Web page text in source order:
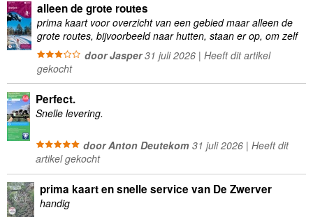
alleen de grote routes
prima kaart voor overzicht van een gebied maar alleen de
grote routes, bijvoorbeeld naar hutten, staan er op, om zelf
wandelingen te plannen minder geschikt
door Jasper31 juli 2026 | Heeft dit artikel
gekocht
Perfect.
Snelle levering.
door Anton Deutekom31 juli 2026 | Heeft dit
artikel gekocht
prima kaart en snelle service van De Zwerver
handig